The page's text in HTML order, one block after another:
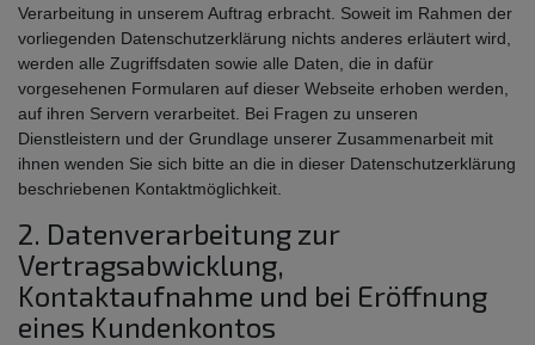
Verarbeitung in unserem Auftrag erbracht. Soweit im Rahmen der
vorliegenden Datenschutzerklärung nichts anderes erläutert wird,
werden alle Zugriffsdaten sowie alle Daten, die in dafür
vorgesehenen Formularen auf dieser Webseite erhoben werden,
auf ihren Servern verarbeitet. Bei Fragen zu unseren
Dienstleistern und der Grundlage unserer Zusammenarbeit mit
ihnen wenden Sie sich bitte an die in dieser Datenschutzerklärung
beschriebenen Kontaktmöglichkeit.
2. Datenverarbeitung zur
Vertragsabwicklung,
Kontaktaufnahme und bei Eröffnung
eines Kundenkontos